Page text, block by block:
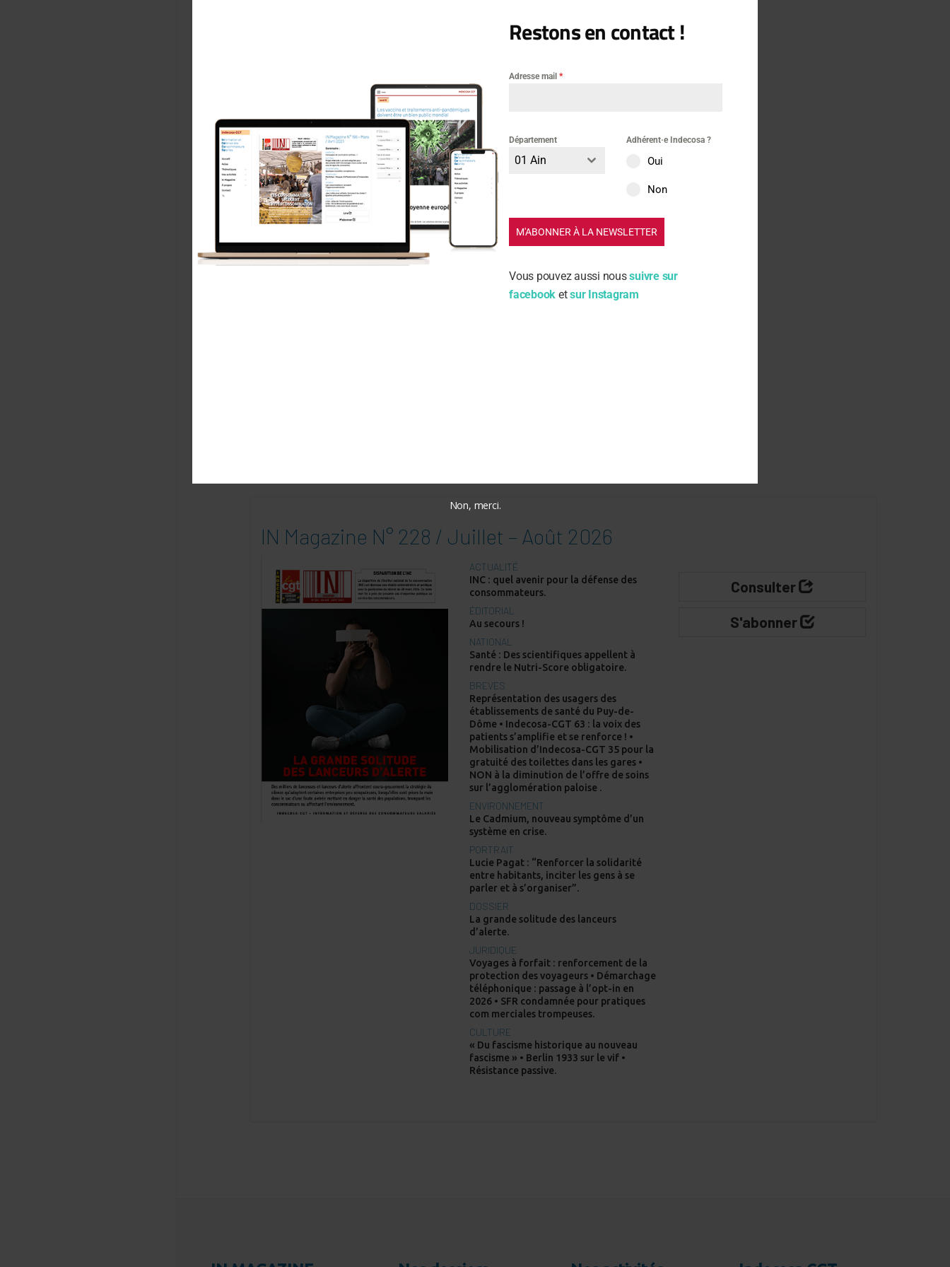
Nom
E-mail
IN Magazine N° 228 / Juillet – Août 2026
ACTUALITÉ
INC : quel avenir pour la défense des
consommateurs.
ÉDITORIAL
Au secours !
NATIONAL
Santé : Des scientifiques appellent à
rendre le Nutri-Score obligatoire.
BREVES
Représentation des usagers des
établissements de santé du Puy-de-
Dôme • Indecosa-CGT 63 : la voix des
patients s’amplifie et se renforce ! •
Mobilisation d’Indecosa-CGT 35 pour la
gratuité des toilettes dans les gares •
NON à la diminution de l’offre de soins
sur l’agglomération paloise .
ENVIRONNEMENT
Le Cadmium, nouveau symptôme d’un
système en crise.
PORTRAIT
Lucie Pagat : “Renforcer la solidarité
entre habitants, inciter les gens à se
parler et à s’organiser”.
DOSSIER
La grande solitude des lanceurs
d’alerte.
JURIDIQUE
Voyages à forfait : renforcement de la
protection des voyageurs • Démarchage
téléphonique : passage à l’opt-in en
2026 • SFR condamnée pour pratiques
com merciales trompeuses.
CULTURE
« Du fascisme historique au nouveau
fascisme » • Berlin 1933 sur le vif •
Résistance passive.
Consulter
S'abonner
Restons en contact !
Adresse mail *
Département
01 Ain
Adhérent·e Indecosa ?
Oui
Non
M'ABONNER À LA NEWSLETTER
Vous pouvez aussi noussuivre sur
facebook etsur Instagram
Non, merci.